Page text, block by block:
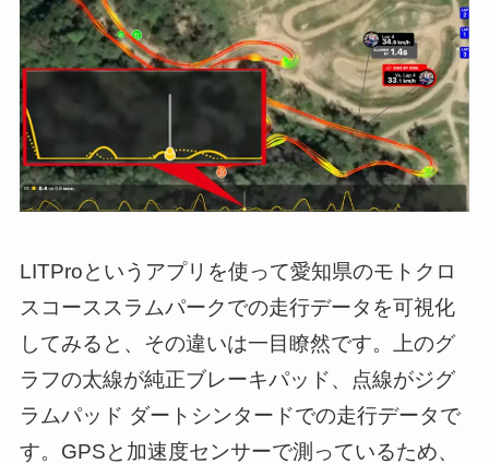
LITProというアプリを使って愛知県のモトクロ
スコーススラムパークでの走行データを可視化
してみると、その違いは一目瞭然です。上のグ
ラフの太線が純正ブレーキパッド、点線がジグ
ラムパッド ダートシンタードでの走行データで
す。GPSと加速度センサーで測っているため、